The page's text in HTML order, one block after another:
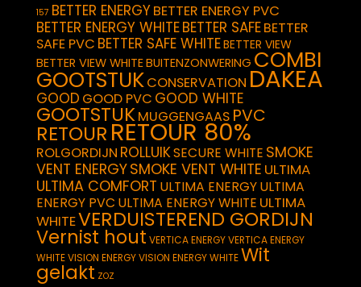
157 BETTER ENERGYBETTER ENERGY PVC
BETTER ENERGY WHITEBETTER SAFEBETTER
SAFE PVC BETTER SAFE WHITEBETTER VIEW
BETTER VIEW WHITEBUITENZONWERING COMBI
GOOTSTUKCONSERVATION DAKEA
GOOD GOOD PVC GOOD WHITE
GOOTSTUKMUGGENGAAS PVC
RETOUR RETOUR 80%
ROLGORDIJN ROLLUIKSECURE WHITE SMOKE
VENT ENERGYSMOKE VENT WHITE ULTIMA
ULTIMA COMFORT ULTIMA ENERGYULTIMA
ENERGY PVC ULTIMA ENERGY WHITE ULTIMA
WHITEVERDUISTEREND GORDIJN
Vernist hout VERTICA ENERGYVERTICA ENERGY
WHITEVISION ENERGYVISION ENERGY WHITEWit
gelakt ZOZ